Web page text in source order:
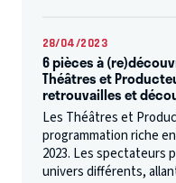
28/04/2023
6 pièces à
Théâtres et
retrouvailles et
Les Théâtres et
programmation riche
2023. Les spectateurs
univers différents,